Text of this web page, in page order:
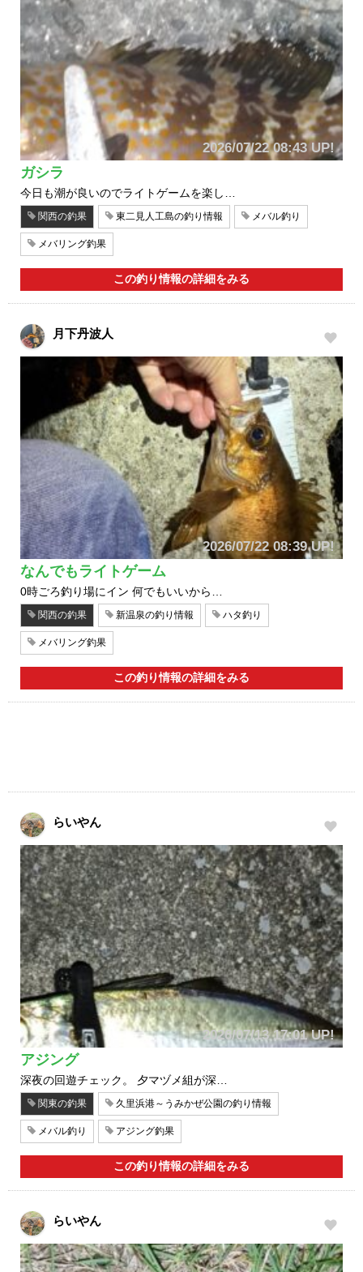
2026/07/22 08:43 UP!
ガシラ
今日も潮が良いのでライトゲームを楽し…
関西の釣果 東二見人工島の釣り情報 メバル釣り
メバリング釣果
この釣り情報の詳細をみる
月下丹波人
2026/07/22 08:39 UP!
なんでもライトゲーム
0時ごろ釣り場にイン 何でもいいから…
関西の釣果 新温泉の釣り情報 ハタ釣り
メバリング釣果
この釣り情報の詳細をみる
らいやん
2026/07/13 17:01 UP!
アジング
深夜の回遊チェック。 夕マヅメ組が深…
関東の釣果 久里浜港～うみかぜ公園の釣り情報
メバル釣り アジング釣果
この釣り情報の詳細をみる
らいやん